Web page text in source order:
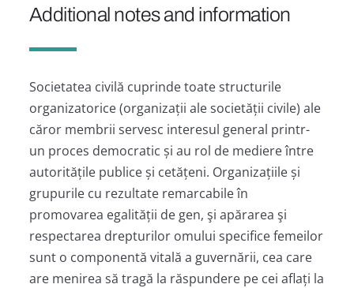
Additional notes and information
Societatea civilă cuprinde toate structurile
organizatorice (organizații ale societății civile) ale
căror membrii servesc interesul general printr-
un proces democratic și au rol de mediere între
autoritățile publice și cetățeni. Organizațiile și
grupurile cu rezultate remarcabile în
promovarea egalității de gen, şi apărarea şi
respectarea drepturilor omului specifice femeilor
sunt o componentă vitală a guvernării, cea care
are menirea să tragă la răspundere pe cei aflați la